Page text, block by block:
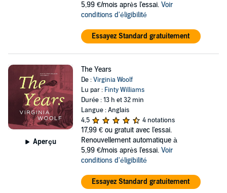
5,99 €/mois après l'essai. Voir
conditions d'éligibilité
Essayez Standard gratuitement
Aperçu
The Years
De :Virginia Woolf
Lu par : Finty Williams
Durée : 13 h et 32 min
Langue : Anglais
4,5
4 notations
17,99 € ou gratuit avec l'essai.
Renouvellement automatique à
5,99 €/mois après l'essai. Voir
conditions d'éligibilité
Essayez Standard gratuitement